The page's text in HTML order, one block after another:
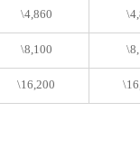
\4,860
\8,100
\16,200